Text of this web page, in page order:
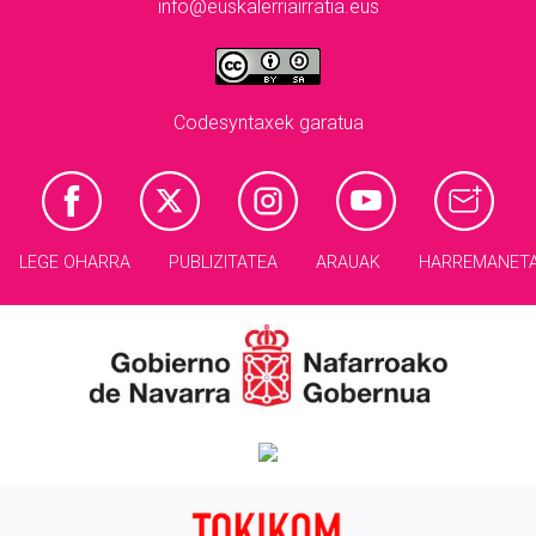
info@euskalerriairratia.eus
Codesyntaxek garatua
LEGE OHARRA PUBLIZITATEA ARAUAK